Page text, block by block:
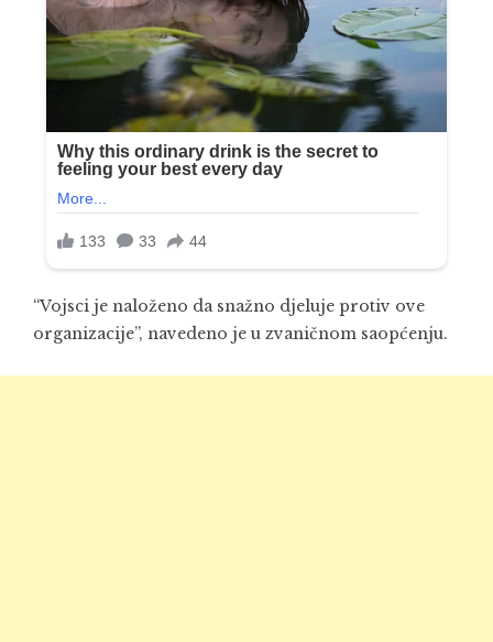
“Vojsci je naloženo da snažno djeluje protiv ove
organizacije”, navedeno je u zvaničnom saopćenju.